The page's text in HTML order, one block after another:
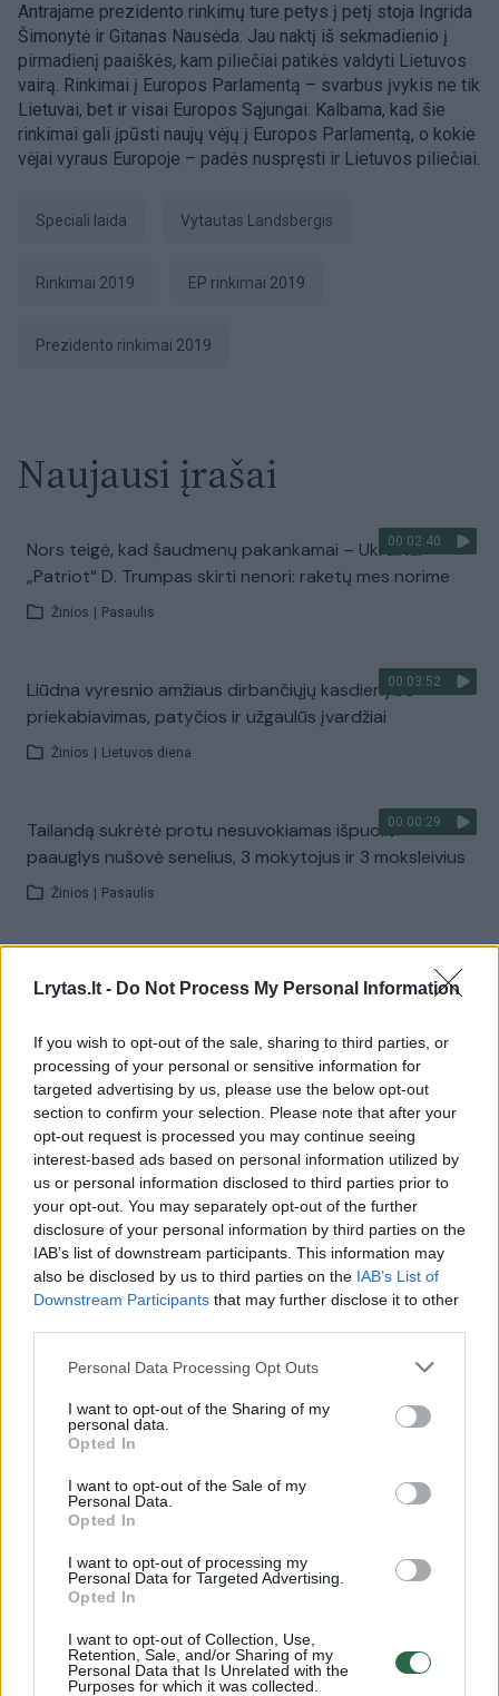
Lrytas.lt - Do Not Process My Personal Information
If you wish to opt-out of the sale, sharing to third parties, or
processing of your personal or sensitive information for
targeted advertising by us, please use the below opt-out
section to confirm your selection. Please note that after your
opt-out request is processed you may continue seeing
interest-based ads based on personal information utilized by
us or personal information disclosed to third parties prior to
your opt-out. You may separately opt-out of the further
disclosure of your personal information by third parties on the
IAB’s list of downstream participants. This information may
also be disclosed by us to third parties on the IAB’s List of
Downstream Participants that may further disclose it to other
Personal Data Processing Opt Outs
I want to opt-out of the Sharing of my
personal data.
Opted In
I want to opt-out of the Sale of my
Personal Data.
Opted In
I want to opt-out of processing my
Personal Data for Targeted Advertising.
Opted In
I want to opt-out of Collection, Use,
Retention, Sale, and/or Sharing of my
Personal Data that Is Unrelated with the
Purposes for which it was collected.
Antrajame prezidento rinkimų ture petys į petį stoja Ingrida
Šimonytė ir Gitanas Nausėda. Jau naktį iš sekmadienio į
pirmadienį paaiškės, kam piliečiai patikės valdyti Lietuvos
vairą. Rinkimai į Europos Parlamentą – svarbus įvykis ne tik
Lietuvai, bet ir visai Europos Sąjungai. Kalbama, kad šie
rinkimai gali įpūsti naujų vėjų į Europos Parlamentą, o kokie
vėjai vyraus Europoje – padės nuspręsti ir Lietuvos piliečiai.
speciali laida Vytautas Landsbergis
Rinkimai 2019 EP rinkimai 2019
Prezidento rinkimai 2019
Naujausi įrašai
00:02:40
Nors teigė, kad šaudmenų pakankamai – Ukrainai
„Patriot“ D. Trumpas skirti nenori: raketų mes norime
Žinios Pasaulis
00:03:52
Liūdna vyresnio amžiaus dirbančiųjų kasdienybė –
priekabiavimas, patyčios ir užgaulūs įvardžiai
Žinios Lietuvos diena
00:00:29
Tailandą sukrėtė protu nesuvokiamas išpuolis:
paauglys nušovė senelius, 3 mokytojus ir 3 moksleivius
Žinios Pasaulis
apgynė čempionų vardą
Lietuvos diena
Visi įrašai
Žiūrimiausi įrašai
00:00:30
Vaizdai iš tragiškos avarijos Vilniaus r.: dviejų moterų ir
00:00:57
Savaitės vidurys nusimato karštas: temperatūra kils iki
Žinios | Orai
00:00:59
Nufilmavo, kaip patvino Vilniaus Vakarinis aplinkkelis:
vaizdas pribloškia
Žinios | Lietuvos diena